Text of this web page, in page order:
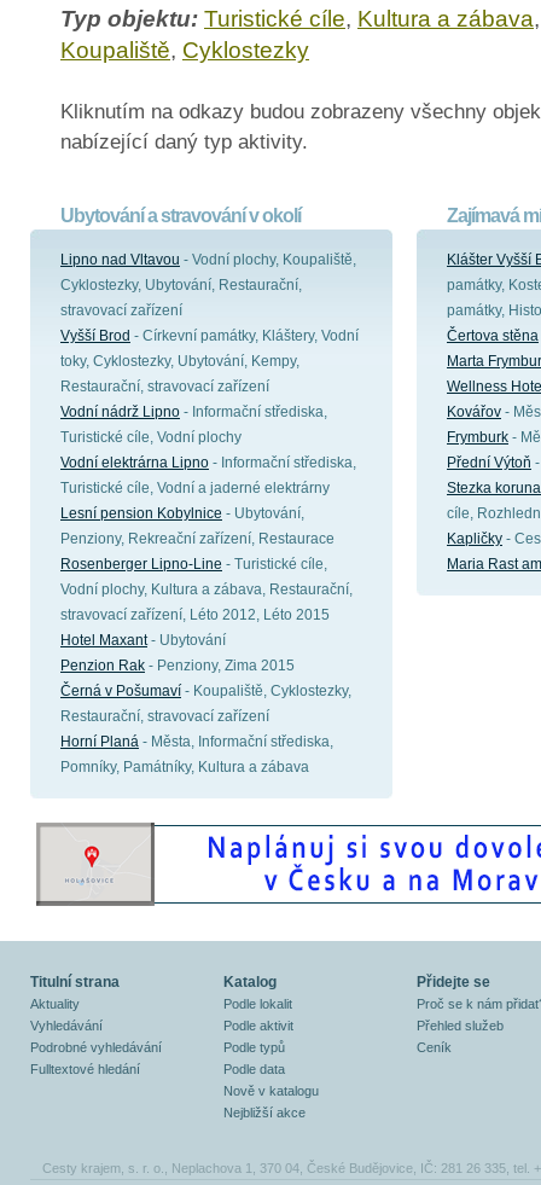
Typ objektu: Turistické cíle, Kultura a zábava
Koupaliště, Cyklostezky
Kliknutím na odkazy budou zobrazeny všechny
nabízející daný typ aktivity.
Ubytování a stravování v okolí
Lipno nad Vltavou - Vodní plochy, Koupaliště,
Cyklostezky, Ubytování, Restaurační,
stravovací zařízení
Vyšší Brod - Církevní památky, Kláštery, Vodní
toky, Cyklostezky, Ubytování, Kempy,
Restaurační, stravovací zařízení
Vodní nádrž Lipno - Informační střediska,
Turistické cíle, Vodní plochy
Vodní elektrárna Lipno - Informační střediska,
Turistické cíle, Vodní a jaderné elektrárny
Lesní pension Kobylnice - Ubytování,
Penziony, Rekreační zařízení, Restaurace
Rosenberger Lipno-Line - Turistické cíle,
Vodní plochy, Kultura a zábava, Restaurační,
stravovací zařízení, Léto 2012, Léto 2015
Hotel Maxant- Ubytování
Penzion Rak - Penziony, Zima 2015
Černá v Pošumaví - Koupaliště, Cyklostezky,
Restaurační, stravovací zařízení
Horní Planá - Města, Informační střediska,
Pomníky, Památníky, Kultura a zábava
Zajímavá
Klášter Vyšší
památky,
památky,
Čertova stěna
Marta
Wellness
Kovářov -
Frymburk -
Přední Výtoň
Stezka
cíle,
Kapličky -
Maria Rast
Titulní strana
Aktuality
Vyhledávání
Podrobné vyhledávání
Fulltextové hledání
Katalog
Podle lokalit
Podle aktivit
Podle typů
Podle data
Nově v katalogu
Nejbližší akce
Přidejte se
Proč se k nám
Přehled služeb
Ceník
Cesty krajem, s. r. o., Neplachova 1, 370 04, České Budějovice, IČ: 281 26 335, tel.